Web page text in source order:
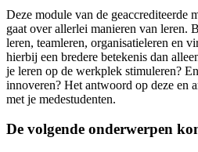
Voor deze mastermodule heb je een
Mocht je ervoor kiezen om de gehele
Deze module van de geaccrediteerde
gaat over allerlei manieren van leren.
leren, teamleren, organisatieleren en
hierbij een bredere betekenis dan
je leren op de werkplek stimuleren?
innoveren? Het antwoord op deze en
met je medestudenten.
De volgende onderwerpen